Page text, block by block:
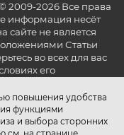
повышения удобства
функциями
и выбора сторонних
2009-2026 Все права
информация несёт
не является
Статьи
во всех для вас
его